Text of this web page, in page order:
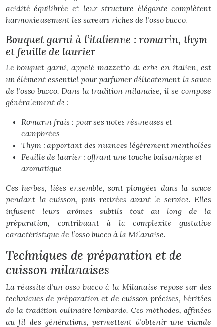
acidité équilibrée et leur structure élégante complètent
harmonieusement les saveurs riches de l’osso bucco.
Bouquet garni à l’italienne : romarin, thym
et feuille de laurier
Le bouquet garni, appelémazzetto di erbeen italien, est
un élément essentiel pour parfumer délicatement la sauce
de l’osso bucco. Dans la tradition milanaise, il se compose
généralement de :
Romarin frais : pour ses notes résineuses et
camphrées
Thym : apportant des nuances légèrement mentholées
Feuille de laurier : offrant une touche balsamique et
aromatique
Ces herbes, liées ensemble, sont plongées dans la sauce
pendant la cuisson, puis retirées avant le service. Elles
infusent leurs arômes subtils tout au long de la
préparation, contribuant à la complexité gustative
caractéristique de l’osso bucco à la Milanaise.
Techniques de préparation et de
cuisson milanaises
La réussite d’un osso bucco à la Milanaise repose sur des
techniques de préparation et de cuisson précises, héritées
de la tradition culinaire lombarde. Ces méthodes, affinées
au fil des générations, permettent d’obtenir une viande